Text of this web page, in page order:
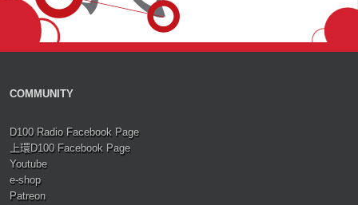
COMMUNITY
D100 Radio Facebook Page
上環D100 Facebook Page
Youtube
e-shop
Patreon